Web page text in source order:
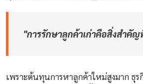
"การรักษาลูกค้าเก่าคือสิ่งสำคั
เพราะต้นทุนการหาลูกค้าใหม่สูงมาก ธุ